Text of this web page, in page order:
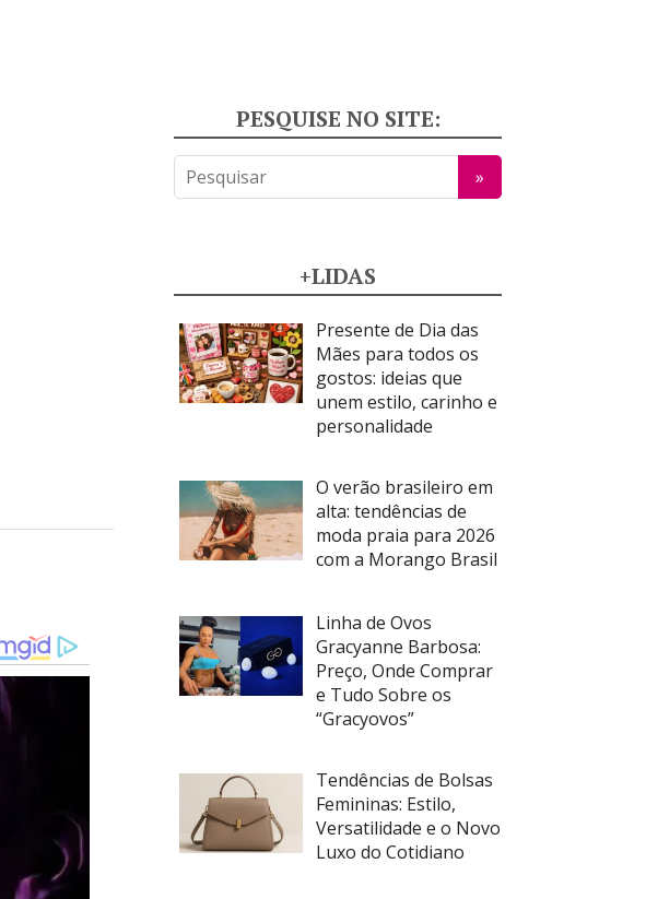
PESQUISE NO SITE:
+LIDAS
Presente de Dia das
Mães para todos os
gostos: ideias que
unem estilo, carinho e
personalidade
O verão brasileiro em
alta: tendências de
moda praia para 2026
com a Morango Brasil
Linha de Ovos
Gracyanne Barbosa:
Preço, Onde Comprar
e Tudo Sobre os
“Gracyovos”
Tendências de Bolsas
Femininas: Estilo,
Versatilidade e o Novo
Luxo do Cotidiano